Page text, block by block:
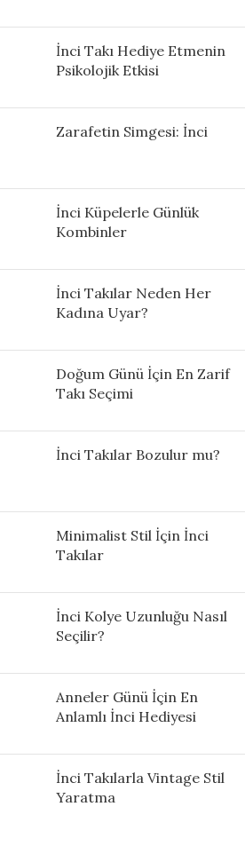
İnci Takı Hediye Etmenin
Psikolojik Etkisi
Zarafetin Simgesi: İnci
İnci Küpelerle Günlük
Kombinler
İnci Takılar Neden Her
Kadına Uyar?
Doğum Günü İçin En Zarif
Takı Seçimi
İnci Takılar Bozulur mu?
Minimalist Stil İçin İnci
Takılar
İnci Kolye Uzunluğu Nasıl
Seçilir?
Anneler Günü İçin En
Anlamlı İnci Hediyesi
İnci Takılarla Vintage Stil
Yaratma